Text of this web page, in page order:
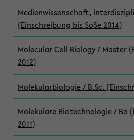
Medienwissenschaft,
(Einschreibung bis SoSe 2014)
Molecular Cell Biology / Master
2012)
Molekularbiologie / B.Sc.
Molekulare Biotechnologie / Ba
2011)